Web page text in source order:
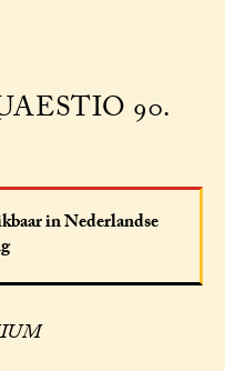
90.
in Nederlandse